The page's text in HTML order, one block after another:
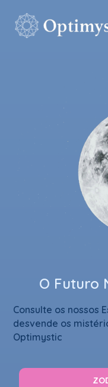
O Futuro
Consulte os nossos
desvende os
Optimystic